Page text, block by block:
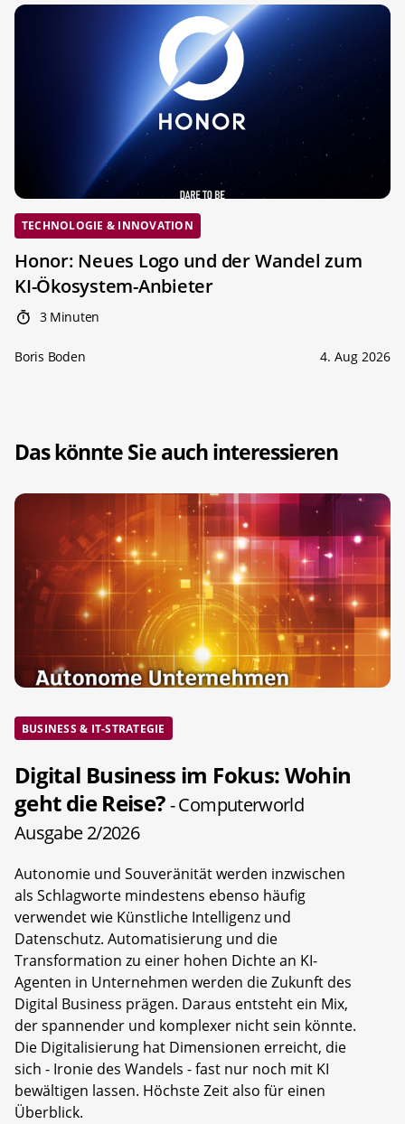
TECHNOLOGIE & INNOVATION
Honor: Neues Logo und der Wandel zum
KI-Ökosystem-Anbieter
3 Minuten
Boris Boden 4. Aug 2026
Das könnte Sie auch interessieren
BUSINESS & IT-STRATEGIE
Digital Business im Fokus: Wohin
geht die Reise?- Computerworld
Ausgabe 2/2026
Autonomie und Souveränität werden inzwischen
als Schlagworte mindestens ebenso häufig
verwendet wie Künstliche Intelligenz und
Datenschutz. Automatisierung und die
Transformation zu einer hohen Dichte an KI-
Agenten in Unternehmen werden die Zukunft des
Digital Business prägen. Daraus entsteht ein Mix,
der spannender und komplexer nicht sein könnte.
Die Digitalisierung hat Dimensionen erreicht, die
sich - Ironie des Wandels - fast nur noch mit KI
bewältigen lassen. Höchste Zeit also für einen
Überblick.